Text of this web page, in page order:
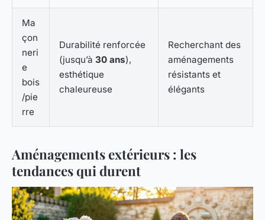
Ma
çon
neri
e
bois
/pie
rre
Durabilité renforcée
(jusqu’à 30 ans),
esthétique
chaleureuse
Recherchant des
aménagements
résistants et
élégants
Aménagements extérieurs : les
tendances qui durent